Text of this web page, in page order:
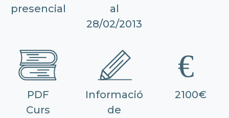
presencial
al
28/02/2013
PDF
Curs
Informació
de
2100€